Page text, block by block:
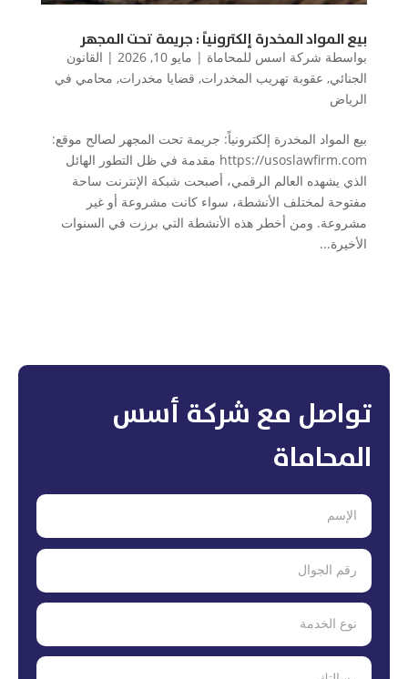
بيع المواد المخدرة إلكترونياً : جريمة تحت المجهر
بواسطة شركة اسس للمحاماة | مايو 10, 2026 | القانون
الجنائي, عقوبة تهريب المخدرات, قضايا مخدرات, محامي في
الرياض
بيع المواد المخدرة إلكترونياً: جريمة تحت المجهر لصالح موقع:
https://usoslawfirm.com مقدمة في ظل التطور الهائل
الذي يشهده العالم الرقمي، أصبحت شبكة الإنترنت ساحة
مفتوحة لمختلف الأنشطة، سواء كانت مشروعة أو غير
مشروعة. ومن أخطر هذه الأنشطة التي برزت في السنوات
الأخيرة...
تواصل مع شركة أسس
المحاماة